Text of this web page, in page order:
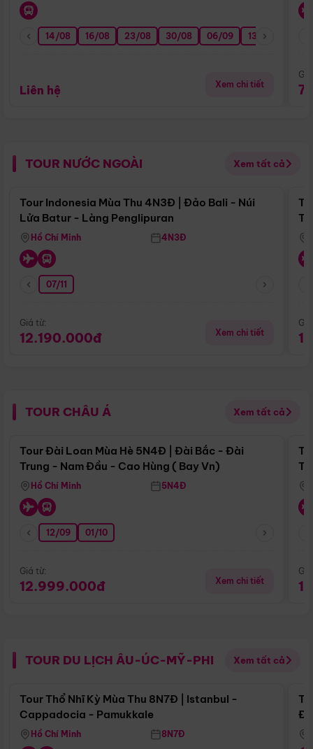
14/08 16/08 23/08 30/08 06/09 13/09
Liên hệ Xem chi tiết
TOUR NƯỚC NGOÀI Xem tất cả
Điểm nổi bật
Tour Indonesia Mùa Thu 4N3Đ | Đảo Bali - Núi
Lửa Batur - Làng Penglipuran
Hồ Chí Minh 4N3Đ
07/11
Giá từ:
12.190.000đ Xem chi tiết
TOUR CHÂU Á Xem tất cả
Điểm nổi bật
Tour Đài Loan Mùa Hè 5N4Đ | Đài Bắc - Đài
Trung - Nam Đầu - Cao Hùng ( Bay Vn)
Hồ Chí Minh 5N4Đ
12/09 01/10
Giá từ:
12.999.000đ Xem chi tiết
TOUR DU LỊCH ÂU-ÚC-MỸ-PHI Xem tất cả
Điểm nổi bật
Tour Thổ Nhĩ Kỳ Mùa Thu 8N7Đ | Istanbul -
Cappadocia - Pamukkale
Hồ Chí Minh 8N7Đ